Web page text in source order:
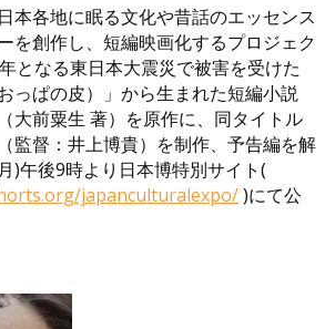
本各地に眠る文化や昔話のエッセンス
を創作し、短編映画化するプロジェク
となる東日本大震災で被害を受けた
っぱの皮）」から生まれた短編小説
大前粟生 著）を原作に、同タイトル
監督：井上博貴）を制作、予告編を解
)午後9時より日本博特別サイト(
japanculturalexpo/)にて公